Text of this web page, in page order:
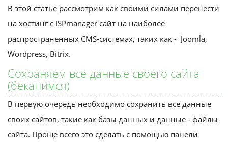
В этой статье рассмотрим как своими силами перенести
на хостинг с ISPmanager сайт на наиболее
распространенных CMS-системах, таких как - Joomla,
Wordpress, Bitrix.
Сохраняем все данные своего сайта
(бекапимся)
В первую очередь необходимо сохранить все данные
своих сайтов, такие как базы данных и данные - файлы
сайта. Проще всего это сделать с помощью панели